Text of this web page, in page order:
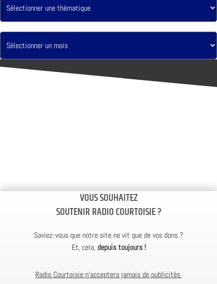
VOUS SOUHAITEZ
SOUTENIR RADIO COURTOISIE ?
Saviez-vous que notre site ne vit que de vos dons ?
Et, cela, depuis toujours !
Radio Courtoisie n’acceptera jamais de publicités.